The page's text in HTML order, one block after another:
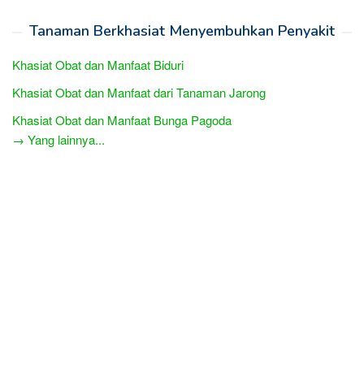
Tanaman Berkhasiat Menyembuhkan Penyakit
Khasiat Obat dan Manfaat Biduri
Khasiat Obat dan Manfaat dari Tanaman Jarong
Khasiat Obat dan Manfaat Bunga Pagoda
→ Yang lainnya...